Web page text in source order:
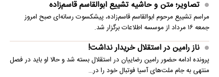
تصاویر؛ متن و حاشیه تشییع ابوالقاسم قاسم‌زاده
مراسم تشییع مرحوم ابوالقاسم قاسم‌زاده، پیشکسوت رسانه‌ای صبح امروز
جمعه ۱۶ مرداد از موسسه اطلاعات برگزار شد.
ناز رامین در استقلال خریدار نداشت!
پرونده ادامه حضور رامین رضاییان در استقلال بسته شد و حالا او باید در فصل
منتهی به جام ملت‌های آسیا فوتبال خود را در…